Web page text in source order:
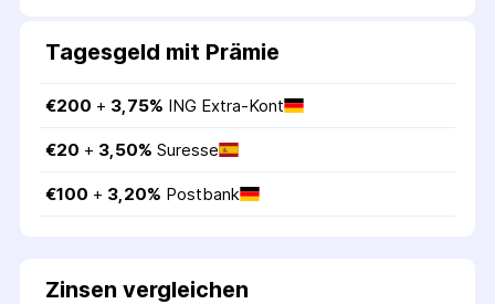
Tagesgeld mit Prämie
€200 + 3,75% ING Extra-Kont
€20 + 3,50% Suresse
€100 + 3,20% Postbank
Zinsen vergleichen